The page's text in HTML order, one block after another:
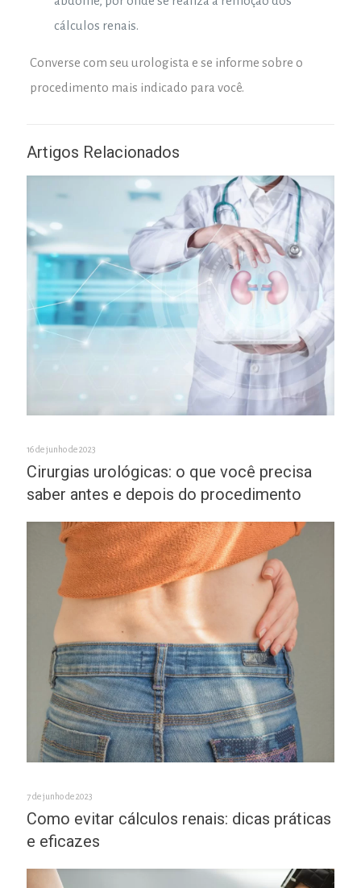
cálculos renais.
Converse com seu urologista e se informe sobre o
procedimento mais indicado para você.
Artigos Relacionados
16 de junho de 2023
Cirurgias urológicas: o que você precisa
saber antes e depois do procedimento
7 de junho de 2023
Como evitar cálculos renais: dicas práticas
e eficazes